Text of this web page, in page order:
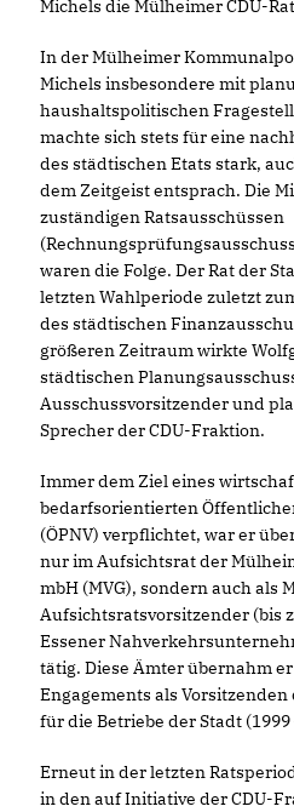
Michels die Mülheimer CDU-
In der Mülheimer
Michels insbesondere mit
haushaltspolitischen
machte sich stets für eine
des städtischen Etats stark,
dem Zeitgeist entsprach. Die
zuständigen Ratsausschüssen
waren die Folge. Der Rat der
letzten Wahlperiode zuletzt
des städtischen
größeren Zeitraum wirkte
städtischen
Ausschussvorsitzender und
Sprecher der CDU-Fraktion.
Immer dem Ziel eines
bedarfsorientierten
(ÖPNV) verpflichtet, war er
nur im Aufsichtsrat der
mbH (MVG), sondern auch als
Aufsichtsratsvorsitzender (bis
Essener
tätig. Diese Ämter übernahm
Engagements als
für die Betriebe der Stadt (1999
Erneut in der letzten
in den auf Initiative der CDU-